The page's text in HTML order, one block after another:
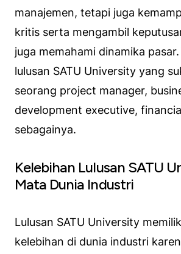
manajemen, tetapi juga
kritis serta mengambil
juga memahami dinamika
lulusan SATU University yang
seorang project manager,
development executive,
sebagainya.
Kelebihan Lulusan SATU
Mata Dunia Industri
Lulusan SATU University
kelebihan di dunia industri